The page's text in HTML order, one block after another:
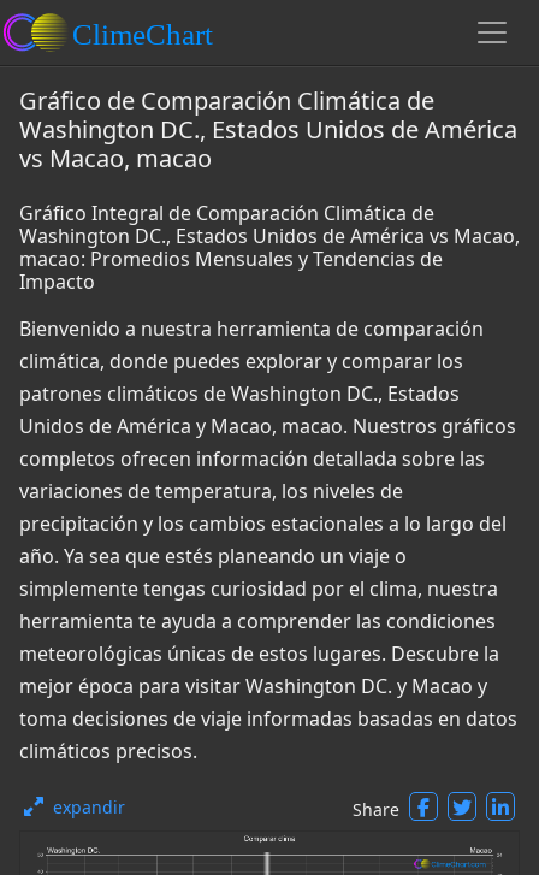
Gráfico de Comparación Climática de
Washington DC., Estados Unidos de América
vs Macao, macao
Gráfico Integral de Comparación Climática de
Washington DC., Estados Unidos de América vs Macao,
macao: Promedios Mensuales y Tendencias de
Impacto
Bienvenido a nuestra herramienta de comparación
climática, donde puedes explorar y comparar los
patrones climáticos de Washington DC., Estados
Unidos de América y Macao, macao. Nuestros gráficos
completos ofrecen información detallada sobre las
variaciones de temperatura, los niveles de
precipitación y los cambios estacionales a lo largo del
año. Ya sea que estés planeando un viaje o
simplemente tengas curiosidad por el clima, nuestra
herramienta te ayuda a comprender las condiciones
meteorológicas únicas de estos lugares. Descubre la
mejor época para visitar Washington DC. y Macao y
toma decisiones de viaje informadas basadas en datos
climáticos precisos.
expandir Share